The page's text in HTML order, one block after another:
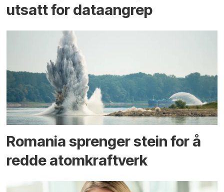
utsatt for dataangrep
Romania sprenger stein for å
redde atomkraftverk